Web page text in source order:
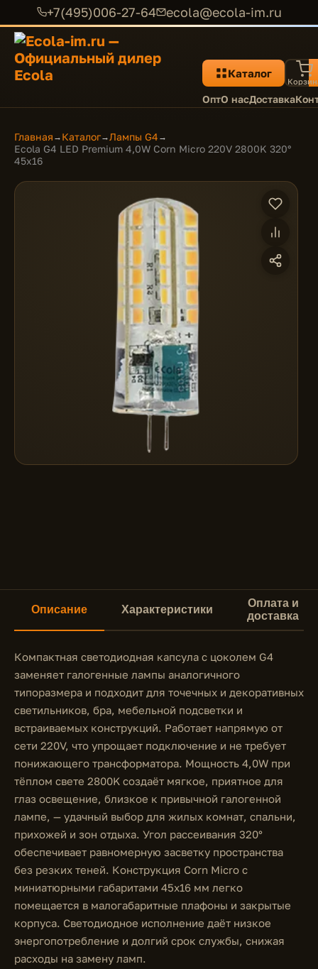
+7(495)006-27-64 ecola@ecola-im.ru
Каталог
ОптО насДоставка
Главная → Каталог→Лампы G4 →
Ecola G4 LED Premium 4,0W Corn Micro 220V 2800K 320°
45x16
Описание Характеристики
Оплата и
доставка
Компактная светодиодная капсула с цоколем G4
заменяет галогенные лампы аналогичного
типоразмера и подходит для точечных и декоративных
светильников, бра, мебельной подсветки и
встраиваемых конструкций. Работает напрямую от
сети 220V, что упрощает подключение и не требует
понижающего трансформатора. Мощность 4,0W при
тёплом свете 2800K создаёт мягкое, приятное для
глаз освещение, близкое к привычной галогенной
лампе, — удачный выбор для жилых комнат, спальни,
прихожей и зон отдыха. Угол рассеивания 320°
обеспечивает равномерную засветку пространства
без резких теней. Конструкция Corn Micro с
миниатюрными габаритами 45x16 мм легко
помещается в малогабаритные плафоны и закрытые
корпуса. Светодиодное исполнение даёт низкое
энергопотребление и долгий срок службы, снижая
расходы на замену ламп.